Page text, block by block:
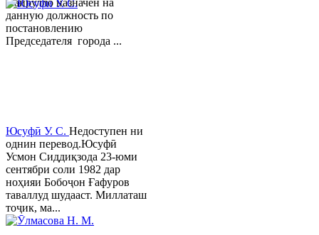
данную должность по
постановлению
Председателя города ...
Юсуфӣ У. C. Недоступен ни
однин перевод.Юсуфӣ
Усмон Сиддиқзода 23-юми
сентябри соли 1982 дар
ноҳияи Бобоҷон Ғафуров
таваллуд шудааст. Миллаташ
тоҷик, ма...